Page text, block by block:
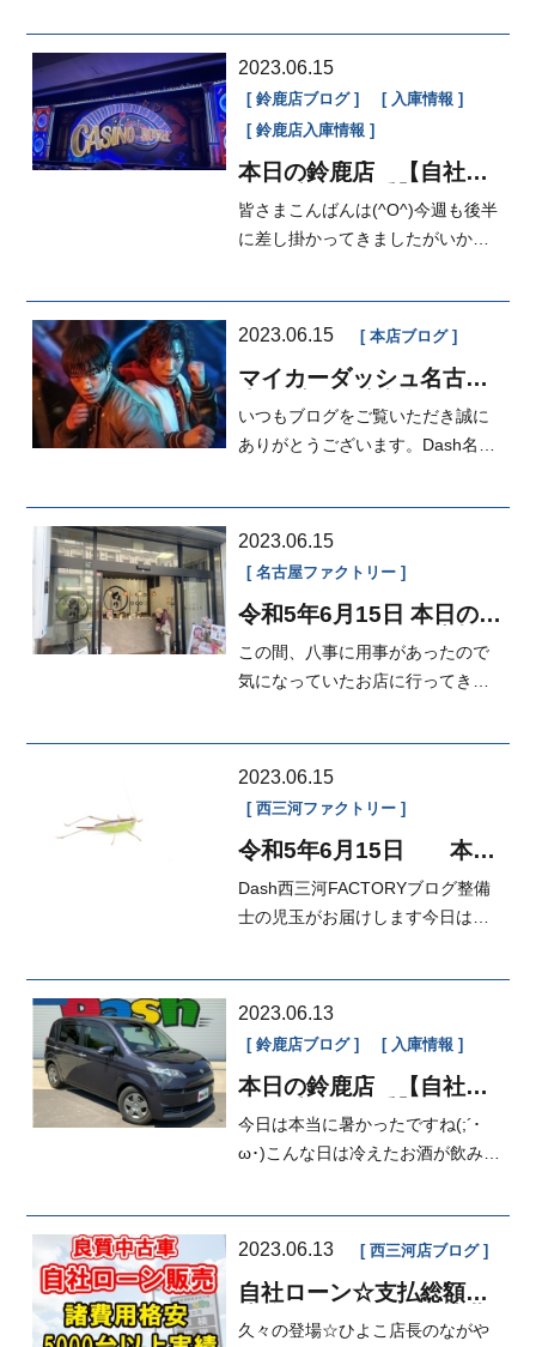
2023.06.15
鈴鹿店ブログ
入庫情報
鈴鹿店入庫情報
本日の鈴鹿店 【自社ロ
割、車検分割
皆さまこんばんは(^O^)今週も後半
に差し掛かってきましたがいかが
2023.06.15 本店ブログ
マイカーダッシュ名古屋
いつもブログをご覧いただき誠に
ありがとうございます。Dash名古
2023.06.15
名古屋ファクトリー
令和5年6月15日 本日の
備
この間、八事に用事があったので
気になっていたお店に行ってきま
2023.06.15
西三河ファクトリー
令和5年6月15日 本日
ー取り付け
Dash西三河FACTORYブログ整備
士の児玉がお届けします今日はキ
2023.06.13
鈴鹿店ブログ 入庫情報
本日の鈴鹿店 【自社ロ
割、車検分割
今日は本当に暑かったですね(;´･
ω･)こんな日は冷えたお酒が飲みた
2023.06.13 西三河店ブログ
自社ローン☆支払総額を
用格安☆自社ローンのパ
久々の登場☆ひよこ店長のながや